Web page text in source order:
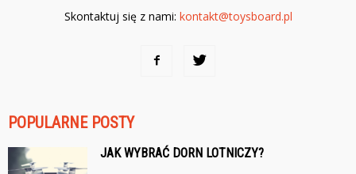
Skontaktuj się z nami: kontakt@toysboard.pl
POPULARNE POSTY
JAK WYBRAĆ DORN LOTNICZY?